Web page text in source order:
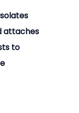
attaches
to